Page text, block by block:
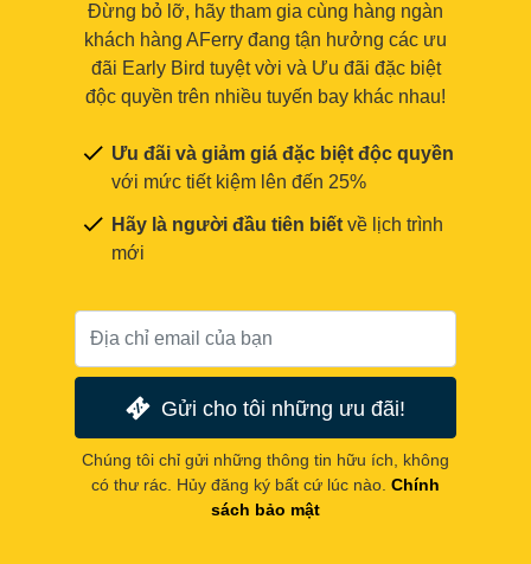
Đừng bỏ lỡ, hãy tham gia cùng hàng ngàn
khách hàng AFerry đang tận hưởng các ưu
đãi Early Bird tuyệt vời và Ưu đãi đặc biệt
độc quyền trên nhiều tuyến bay khác nhau!
Ưu đãi và giảm giá đặc biệt độc quyền
với mức tiết kiệm lên đến 25%
Hãy là người đầu tiên biết về lịch trình
mới
Gửi cho tôi những ưu đãi!
Chúng tôi chỉ gửi những thông tin hữu ích, không
có thư rác. Hủy đăng ký bất cứ lúc nào. Chính
sách bảo mật